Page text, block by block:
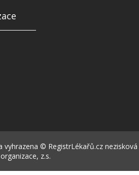
vyhrazena © RegistrLékařů.cz nezisková
organizace, z.s.